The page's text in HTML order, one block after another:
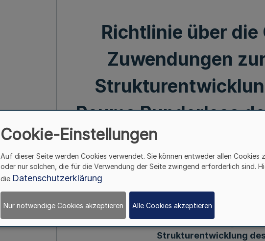
Richtlinie über die
Zuwendungen
Raums Runderlass
Umwelt,
Verbraucherschutz
Richtlinie über die Gewährung von
Strukturentwicklung
Cookie-Einstellungen
Auf dieser Seite werden Cookies verwendet. Sie können entweder allen Cookies
oder nur solchen, die für die Verwendung der Seite zwingend erforderlich sind.
die Datenschutzerklärung
Nur notwendige Cookies akzeptieren Alle Cookies akzeptieren